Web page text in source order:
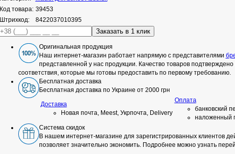
Код товара: 39453
Штрихкод:
8422037010395
Оригинальная продукция
Наш интернет-магазин работает напрямую с представителями
представленной у нас продукции. Качество товаров
соответствия, которые мы готовы предоставить по первому требованию.
Бесплатная доставка
Бесплатная доставка по Украине от 2000 грн
Доставка
Новая почта, Meest, Укрпочта, Delivery
Оплата
банковский
наложенный
Система скидок
В нашем интернет-магазине для зарегистрированных клиентов
позволяет значительно экономить. Подробнее можно узнать